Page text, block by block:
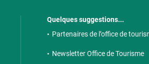
Quelques suggestions...
Partenaires de l’office de
Newsletter Office de Tourisme